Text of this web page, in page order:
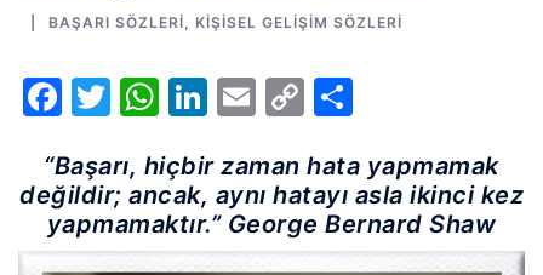
BAŞARI SÖZLERI KIŞISEL GELIŞIM SÖZLERI
Facebook
Twitter
WhatsApp
LinkedIn
Email
Copy
“Başarı, hiçbir zaman hata yapmamak
değildir; ancak, aynı hatayı asla ikinci kez
yapmamaktır.” George Bernard Shaw